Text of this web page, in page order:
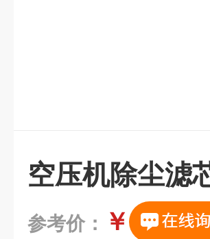
空压机除尘滤
参考价： ￥